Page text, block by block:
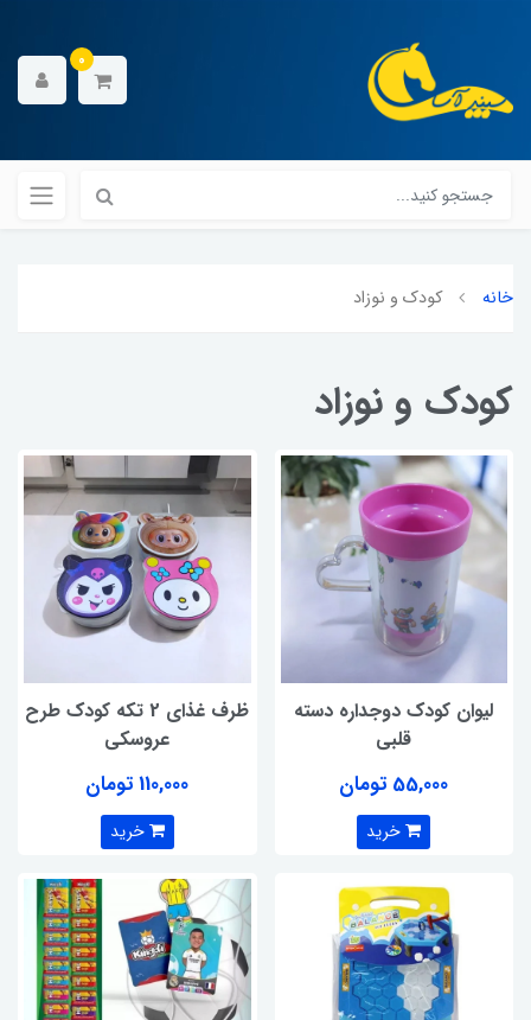
0
خانه کودک و نوزاد
کودک و نوزاد
لیوان کودک دوجداره دسته
قلبی
55,000 تومان
خرید
ظرف غذای 2 تکه کودک طرح
عروسکی
110,000 تومان
خرید